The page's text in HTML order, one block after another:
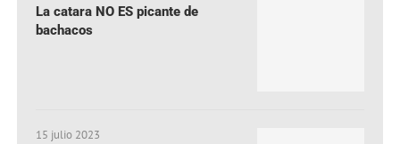
La catara NO ES picante de
bachacos
15 julio 2023